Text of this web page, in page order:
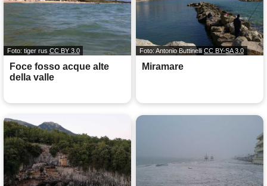
Foto: tiger rus CC BY 3.0
Foce fosso acque alte
della valle
Foto: Antonio Buttinelli CC BY-SA 3.0
Miramare